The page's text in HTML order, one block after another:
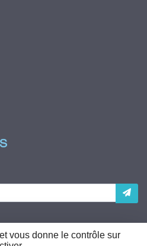
vous donne le contrôle sur